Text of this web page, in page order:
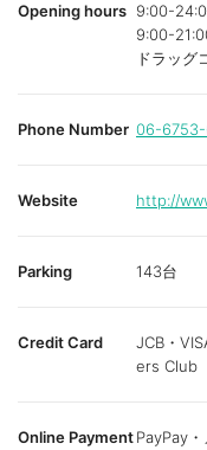
Opening hours 9:00-
9:00-
ドラッグ
Phone Number 06-6753-
Website http://
Parking 143台
Credit Card
JCB・
ers Club
Online PaymentPayPay